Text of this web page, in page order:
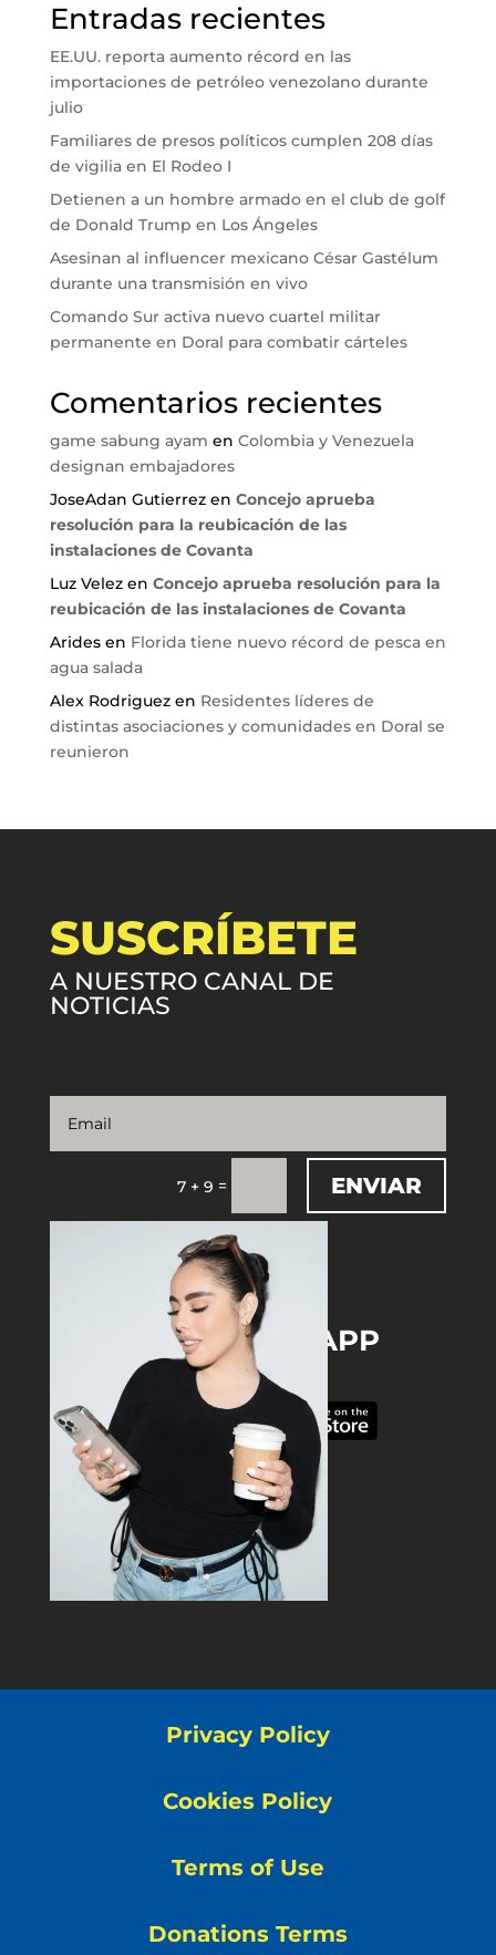
Entradas recientes
EE.UU. reporta aumento récord en las
importaciones de petróleo venezolano durante
julio
Familiares de presos políticos cumplen 208 días
de vigilia en El Rodeo I
Detienen a un hombre armado en el club de golf
de Donald Trump en Los Ángeles
Asesinan al influencer mexicano César Gastélum
durante una transmisión en vivo
Comando Sur activa nuevo cuartel militar
permanente en Doral para combatir cárteles
Comentarios recientes
game sabung ayam en Colombia y Venezuela
designan embajadores
JoseAdan Gutierrezen Concejo aprueba
resolución para la reubicación de las
instalaciones de Covanta
Luz Velezen Concejo aprueba resolución para la
reubicación de las instalaciones de Covanta
Aridesen Florida tiene nuevo récord de pesca en
agua salada
Alex Rodriguezen Residentes líderes de
distintas asociaciones y comunidades en Doral se
reunieron
SUSCRÍBETE
A NUESTRO CANAL DE
NOTICIAS
7 + 9 = ENVIAR
DOWNLOAD THE APP
Privacy Policy
Cookies Policy
Terms of Use
Donations Terms